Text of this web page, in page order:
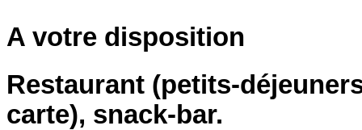
A votre disposition
Restaurant (petits-
carte), snack-bar.